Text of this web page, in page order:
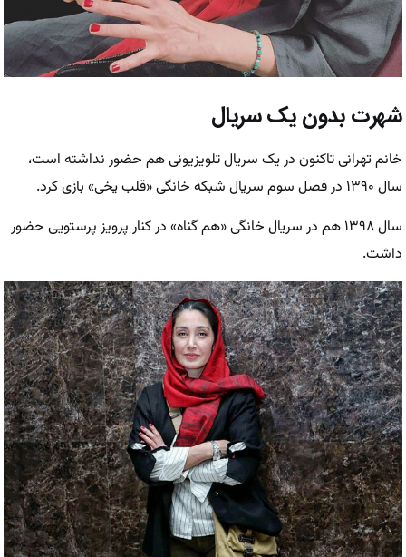
شهرت بدون یک سریال
خانم تهرانی تاکنون در یک سریال تلویزیونی هم حضور نداشته است،
سال ۱۳۹۰ در فصل سوم سریال شبکه خانگی «قلب یخی» بازی کرد.
سال ۱۳۹۸ هم در سریال خانگی «هم گناه» در کنار پرویز پرستویی حضور
داشت.